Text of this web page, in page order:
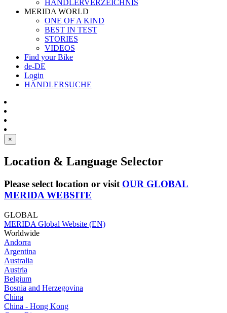
HÄNDLERVERZEICHNIS
MERIDA WORLD
ONE OF A KIND
BEST IN TEST
STORIES
VIDEOS
Find your Bike
de-DE
Login
HÄNDLERSUCHE
×
Location & Language Selector
Please select location or visit OUR GLOBAL
MERIDA WEBSITE
GLOBAL
MERIDA Global Website (EN)
Worldwide
Andorra
Argentina
Australia
Austria
Belgium
Bosnia and Herzegovina
China
China - Hong Kong